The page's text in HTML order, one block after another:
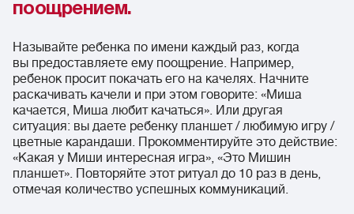
поощрением.
Называйте ребенка по имени каждый раз, когда
вы предоставляете ему поощрение. Например,
ребенок просит покачать его на качелях. Начните
раскачивать качели и при этом говорите: «Миша
качается, Миша любит качаться». Или другая
ситуация: вы даете ребенку планшет / любимую игру /
цветные карандаши. Прокомментируйте это действие:
«Какая у Миши интересная игра», «Это Мишин
планшет». Повторяйте этот ритуал до 10 раз в день,
отмечая количество успешных коммуникаций.